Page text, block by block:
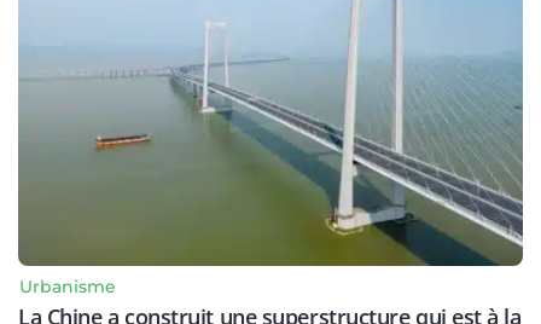
Urbanisme
La Chine a construit une superstructure qui est à la